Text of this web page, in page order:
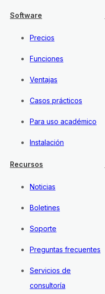
Software
Precios
Funciones
Ventajas
Casos prácticos
Para uso académico
Instalación
Recursos
Noticias
Boletines
Soporte
Preguntas frecuentes
Servicios de
consultoría